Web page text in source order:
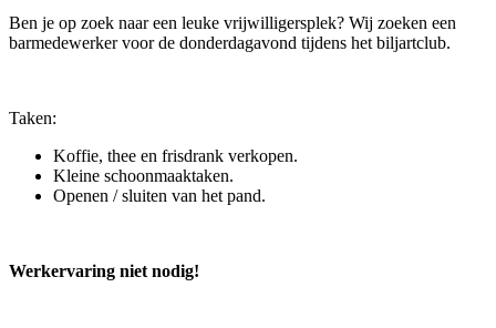
Ben je op zoek naar een leuke vrijwilligersplek? Wij zoeken een
barmedewerker voor de donderdagavond tijdens het biljartclub.
Taken:
Koffie, thee en frisdrank verkopen.
Kleine schoonmaaktaken.
Openen / sluiten van het pand.
Werkervaring niet nodig!